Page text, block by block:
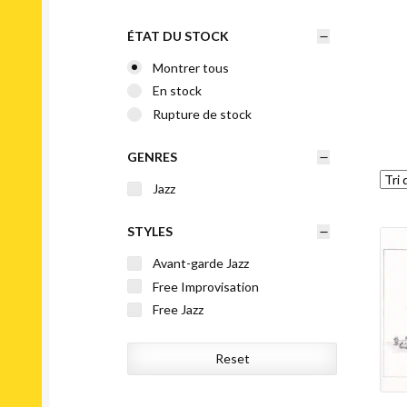
ÉTAT DU STOCK
Montrer tous
En stock
Rupture de stock
GENRES
Jazz
STYLES
Avant-garde Jazz
Free Improvisation
Free Jazz
Reset